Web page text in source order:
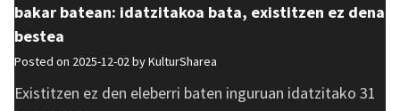
bakar batean: idatzitakoa bata, existitzen ez dena
bestea
Posted on 2025-12-02 byKulturSharea
Existitzen ez den eleberri baten inguruan idatzitako 31